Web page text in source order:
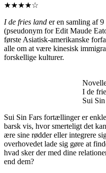
★★★★☆
I de fries land er en samling af
(pseudonym for Edit Maude
første Asiatisk-amerikanske
alle om at være kinesisk
forskellige kulturer.
I de
Sui
Sui Sin Fars fortællinger er
barsk vis, hvor smerteligt det
ære sine rødder eller integrere
overhovedet lade sig gøre at
hvad sker der med dine
end dem?